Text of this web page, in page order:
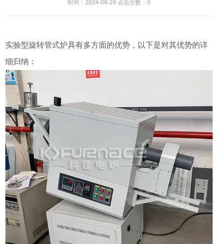
时间：2024-08-29 点击次数：0
实验型旋转管式炉具有多方面的优势，以下是对其优势的详
细归纳：